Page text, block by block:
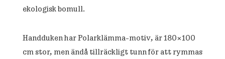
ekologisk bomull.
Handduken har Polarklämma-motiv, är 180×100
cm stor, men ändå tillräckligt tunn för att rymmas